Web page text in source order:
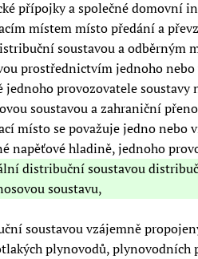
přípojky a společné domovní
místem místo předání a
soustavou a odběrným
prostřednictvím jednoho
jednoho provozovatele
soustavou a zahraniční
místo se považuje jedno
napěťové hladině, jednoho
distribuční soustavou
soustavu,
soustavou vzájemně
plynovodů,